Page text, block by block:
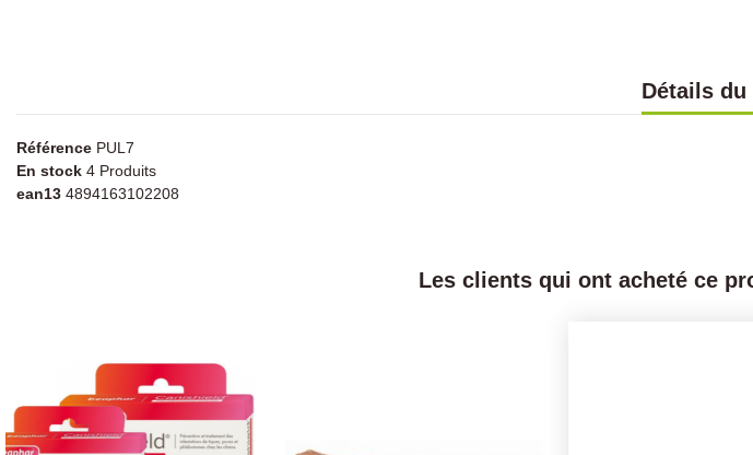
Détails
Référence PUL7
En stock 4 Produits
ean13 4894163102208
Les clients qui ont acheté ce